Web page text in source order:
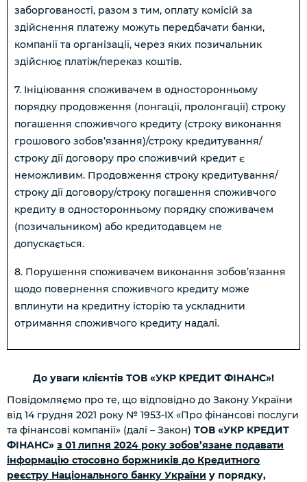
заборгованості, разом з тим, оплату комісій за
здійснення платежу можуть передбачати банки,
компанії та організації, через яких позичальник
здійснює платіж/переказ коштів.
7. Ініціювання споживачем в односторонньому
порядку продовження (лонгації, пролонгації) строку
погашення споживчого кредиту (строку виконання
грошового зобов’язання)/строку кредитування/
строку дії договору про споживчий кредит є
неможливим. Продовження строку кредитування/
строку дії договору/строку погашення споживчого
кредиту в односторонньому порядку споживачем
(позичальником) або кредитодавцем не
допускається.
8. Порушення споживачем виконання зобов’язання
щодо повернення споживчого кредиту може
вплинути на кредитну історію та ускладнити
отримання споживчого кредиту надалі.
До уваги клієнтів ТОВ «УКР КРЕДИТ ФІНАНС»!
Повідомляємо про те, що відповідно до Закону України
від 14 грудня 2021 року № 1953-IX «Про фінансові послуги
та фінансові компанії» (далі – Закон) ТОВ «УКР КРЕДИТ
ФІНАНС» з 01 липня 2024 року зобов’язане подавати
інформацію стосовно боржників до Кредитного
реєстру Національного банку України у порядку,